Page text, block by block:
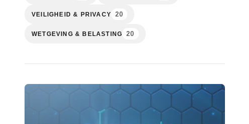
VEILIGHEID & PRIVACY 20
WETGEVING & BELASTING 20